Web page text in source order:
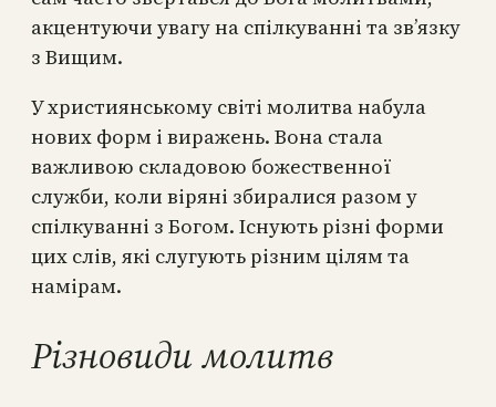
акцентуючи увагу на спілкуванні та зв’язку
з Вищим.
У християнському світі молитва набула
нових форм і виражень. Вона стала
важливою складовою божественної
служби, коли віряні збиралися разом у
спілкуванні з Богом. Існують різні форми
цих слів, які слугують різним цілям та
намірам.
Різновиди молитв